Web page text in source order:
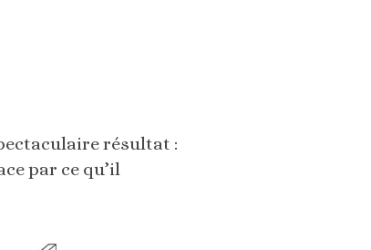
résultat :
par ce qu’il